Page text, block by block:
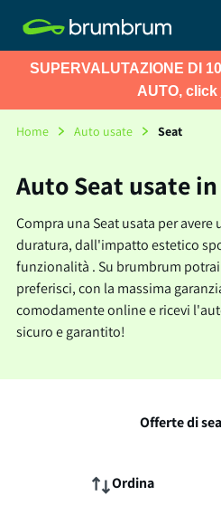
SUPERVALUTAZIONE DI
AUTO, click
Home Auto usate Seat
Auto Seat usate
Compra una Seat usata per
duratura, dall'impatto estetico
funzionalità . Su brumbrum
preferisci, con la massima
comodamente online e ricevi
sicuro e garantito!
Offerte di
Ordina